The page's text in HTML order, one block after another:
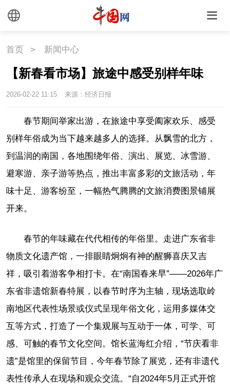
首页 > 新闻中心
【新春看市场】旅途中感受别样年味
2026-02-22 11:15 来源：经济日报
春节期间举家出游，在旅途中享受阖家欢乐、感受
别样年俗成为当下越来越多人的选择。从飘雪的北方，
到温润的南国，各地围绕年俗、演出、展览、冰雪游、
避寒游、亲子游等热点，推出丰富多彩的文旅活动，年
味十足、游客纷至，一幅热气腾腾的文旅消费图景铺展
开来。
春节的年味藏在代代相传的年俗里。走进广东省非
物质文化遗产馆，一排眼睛炯炯有神的醒狮喜庆又吉
祥，吸引着游客争相打卡。在“南国春来早”——2026年广
东省非遗馆新春特展，以春节时序为主轴，现场选取岭
南地区代表性场景或仪式呈现年俗文化，运用多媒体交
互等方式，打造了一个集观展与互动于一体，可学、可
感、可触的春节文化空间。馆长蓝海红介绍，“节庆看非
遗”是馆里的保留节目，今年春节除了展览，还有非遗代
表性传承人在现场和观众交流。“自2024年5月正式开馆